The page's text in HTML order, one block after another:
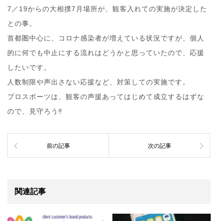
7／19からの大相撲7月場所が、観客入れての実施が決定した
との事。
首都圏中心に、コロナ感染者が増えている状況ですが、個人
的に何でも中止にする流れはどうかと思っていたので、応援
したいです。
人数制限や声出さない応援など、対策しての実施です。
プロスポーツは、観客の声援あってはじめて成立するはずな
ので、見守ろう‼︎
前の記事 次の記事
関連記事